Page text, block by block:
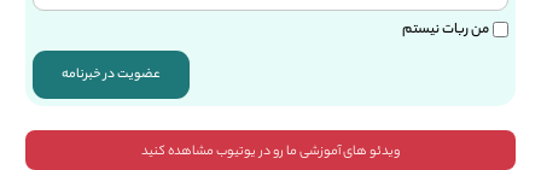
من ربات نیستم
عضویت در خبرنامه
ویدئو های آموزشی ما رو در یوتیوب مشاهده کنید